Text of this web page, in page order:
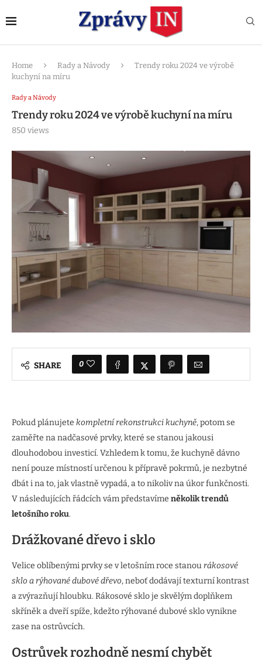
Home Rady a Návody
Trendy roku 2024 ve výrobě
kuchyní na míru
Rady a Návody
Trendy roku 2024 ve výrobě kuchyní na míru
850 views
SHARE 0
Pokud plánujete kompletní rekonstrukci kuchyně, potom se
zaměřte na nadčasové prvky, které se stanou jakousi
dlouhodobou investicí. Vzhledem k tomu, že kuchyně dávno
není pouze místností určenou k přípravě pokrmů, je nezbytné
dbát i na to, jak vlastně vypadá, a to nikoliv na úkor funkčnosti.
V následujících řádcích vám představíme několik trendů
letošního roku.
Drážkované dřevo i sklo
Velice oblíbenými prvky se v letošním roce stanou rákosové
sklo a rýhované dubové dřevo, neboť dodávají texturní kontrast
a zvýrazňují hloubku. Rákosové sklo je skvělým doplňkem
skříněk a dveří spíže, kdežto rýhované dubové sklo vynikne
zase na ostrůvcích.
Ostrůvek rozhodně nesmí chybět